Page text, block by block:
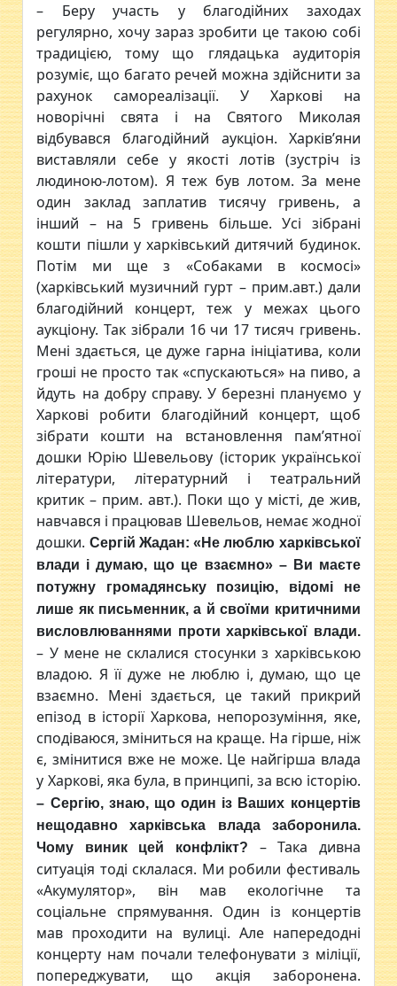
– Беру участь у благодійних заходах
регулярно, хочу зараз зробити це такою собі
традицією, тому що глядацька аудиторія
розуміє, що багато речей можна здійснити за
рахунок самореалізації. У Харкові на
новорічні свята і на Святого Миколая
відбувався благодійний аукціон. Харків’яни
виставляли себе у якості лотів (зустріч із
людиною-лотом). Я теж був лотом. За мене
один заклад заплатив тисячу гривень, а
інший – на 5 гривень більше. Усі зібрані
кошти пішли у харківський дитячий будинок.
Потім ми ще з «Собаками в космосі»
(харківський музичний гурт – прим.авт.) дали
благодійний концерт, теж у межах цього
аукціону. Так зібрали 16 чи 17 тисяч гривень.
Мені здається, це дуже гарна ініціатива, коли
гроші не просто так «спускаються» на пиво, а
йдуть на добру справу. У березні плануємо у
Харкові робити благодійний концерт, щоб
зібрати кошти на встановлення пам’ятної
дошки Юрію Шевельову (історик української
літератури, літературний і театральний
критик – прим. авт.). Поки що у місті, де жив,
навчався і працював Шевельов, немає жодної
дошки. Сергій Жадан: «Не люблю харківської
влади і думаю, що це взаємно» – Ви маєте
потужну громадянську позицію, відомі не
лише як письменник, а й своїми критичними
висловлюваннями проти харківської влади.
– У мене не склалися стосунки з харківською
владою. Я її дуже не люблю і, думаю, що це
взаємно. Мені здається, це такий прикрий
епізод в історії Харкова, непорозуміння, яке,
сподіваюся, зміниться на краще. На гірше, ніж
є, змінитися вже не може. Це найгірша влада
у Харкові, яка була, в принципі, за всю історію.
– Сергію, знаю, що один із Ваших концертів
нещодавно харківська влада заборонила.
Чому виник цей конфлікт?
– Така дивна
ситуація тоді склалася. Ми робили фестиваль
«Акумулятор», він мав екологічне та
соціальне спрямування. Один із концертів
мав проходити на вулиці. Але напередодні
концерту нам почали телефонувати з міліції,
попереджувати, що акція заборонена.